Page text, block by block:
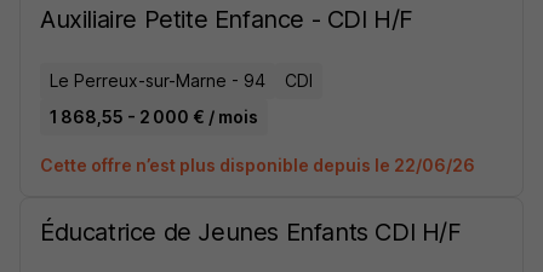
Auxiliaire Petite Enfance - CDI H/F
Le Perreux-sur-Marne - 94
CDI
1 868,55 - 2 000 € / mois
Cette offre n’est plus disponible depuis le 22/06/26
Éducatrice de Jeunes Enfants CDI H/F